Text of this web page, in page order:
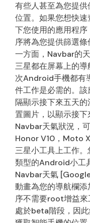
有些人甚至為您提
位置。如果您想快
下您使用的應用程
序將為您提供篩選
一方面，Navbar的
三星都在屏幕上的
次Android手機都有
件工作是必需的。
隔顯示接下來五天
置圖片，以顯示接
Navbar天氣狀況，
Honor V10，Moto
三星小工具上工作
類型的Android小工
Navbar天氣
動畫為您的導航欄
序不需要root增益來
處於beta階段，因